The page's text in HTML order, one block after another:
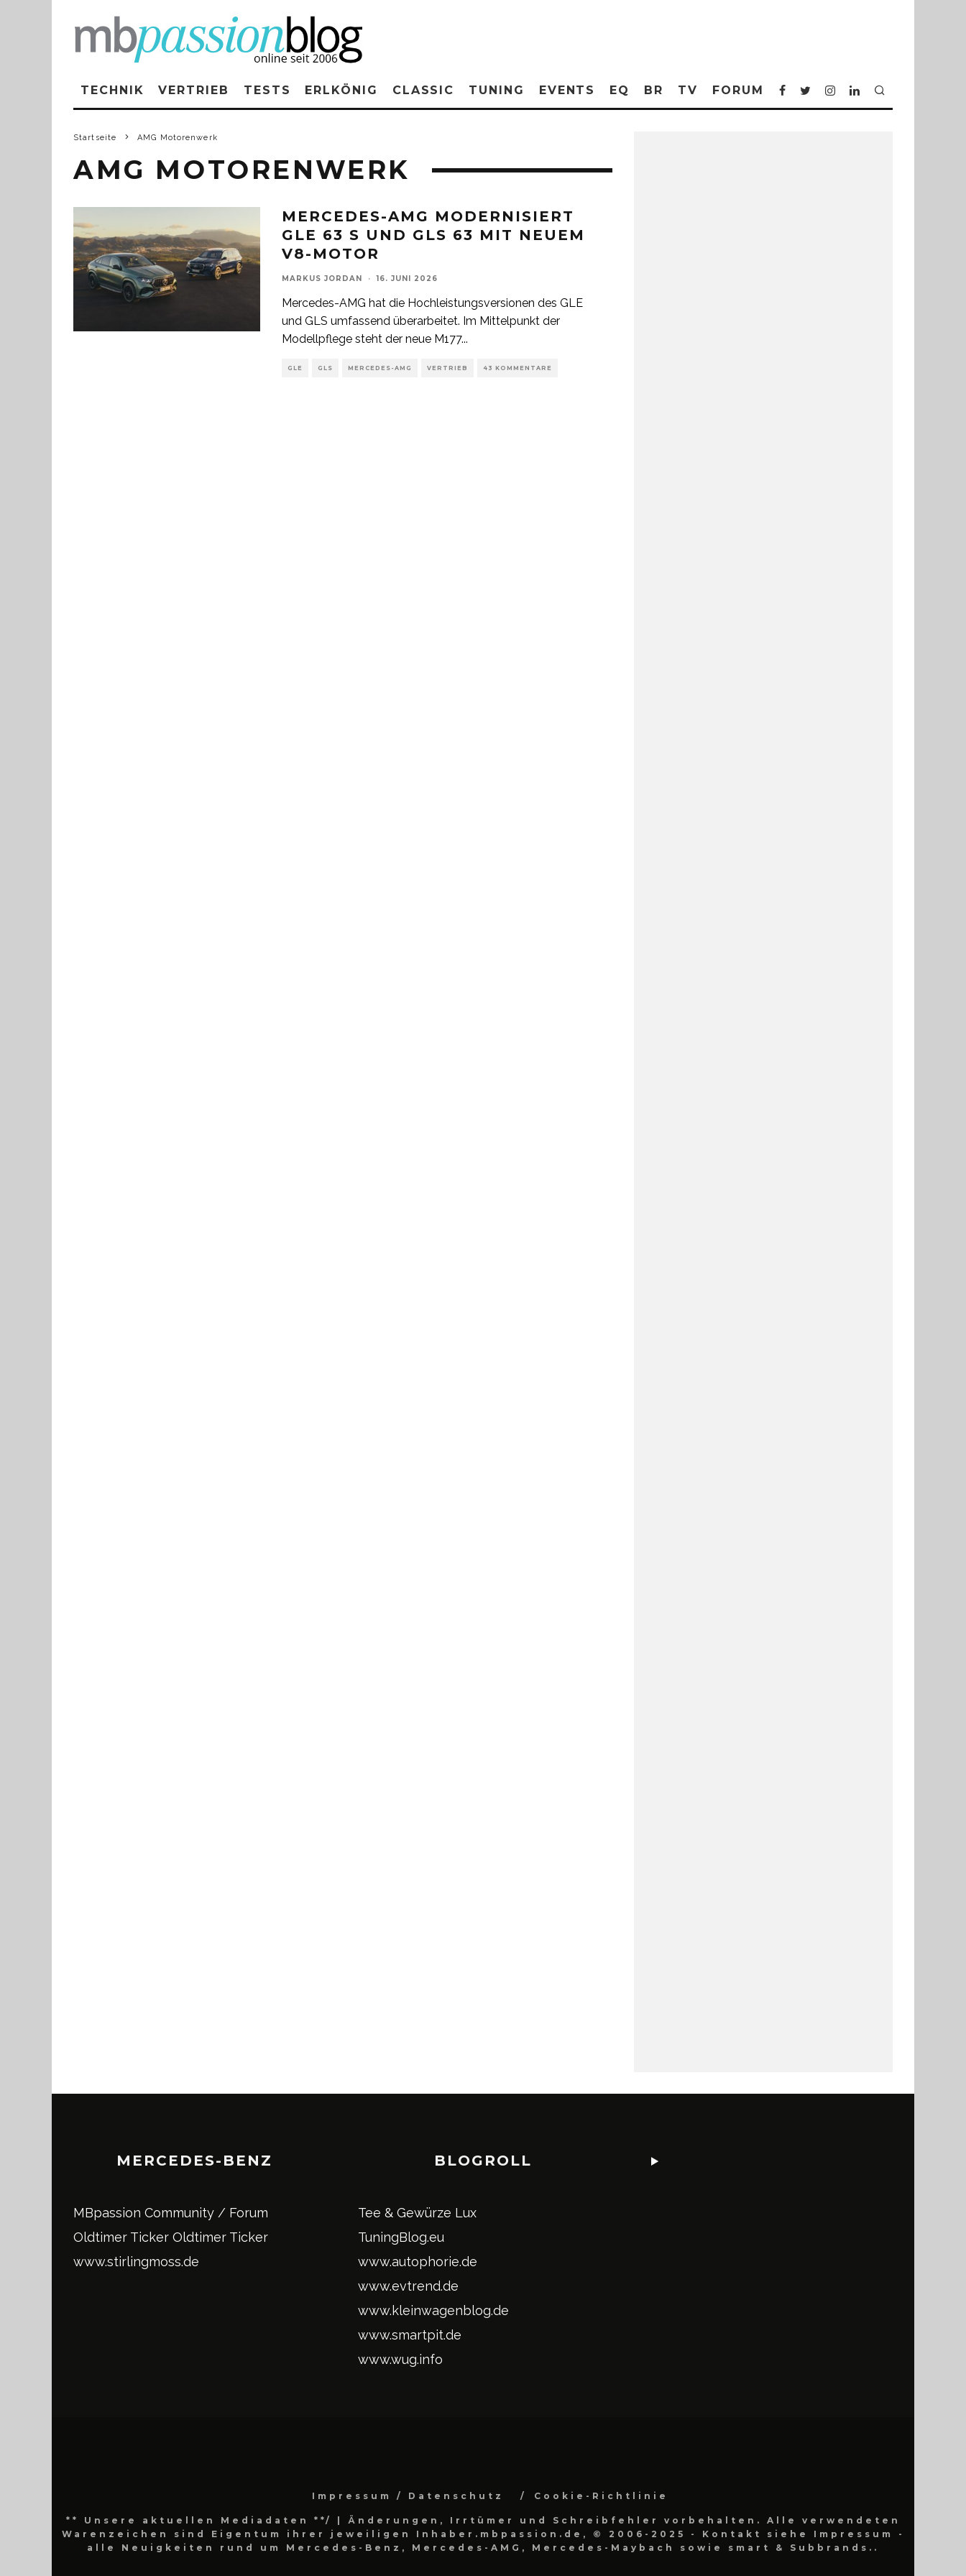
TECHNIK VERTRIEB TESTS ERLKÖNIG CLASSIC TUNING EVENTS EQ BR TV FORUM
Startseite AMG Motorenwerk
AMG MOTORENWERK
MERCEDES-AMG MODERNISIERT
GLE 63 S UND GLS 63 MIT NEUEM
V8-MOTOR
MARKUS JORDAN · 16. JUNI 2026
Mercedes-AMG hat die Hochleistungsversionen des GLE
und GLS umfassend überarbeitet. Im Mittelpunkt der
Modellpflege steht der neue M177...
GLE GLS MERCEDES-AMG VERTRIEB 43 KOMMENTARE
MERCEDES-BENZ
MBpassion Community / Forum
Oldtimer Ticker Oldtimer Ticker
www.stirlingmoss.de
BLOGROLL
Tee & Gewürze Lux
TuningBlog.eu
www.autophorie.de
www.evtrend.de
www.kleinwagenblog.de
www.smartpit.de
www.wug.info
Impressum / Datenschutz Cookie-Richtlinie
** Unsere aktuellen Mediadaten **/
| Änderungen, Irrtümer und Schreibfehler vorbehalten. Alle verwendeten
Warenzeichen sind Eigentum ihrer jeweiligen Inhaber.mbpassion.de, © 2006-2025 - Kontakt siehe Impressum -
alle Neuigkeiten rund um Mercedes-Benz, Mercedes-AMG, Mercedes-Maybach sowie smart & Subbrands..